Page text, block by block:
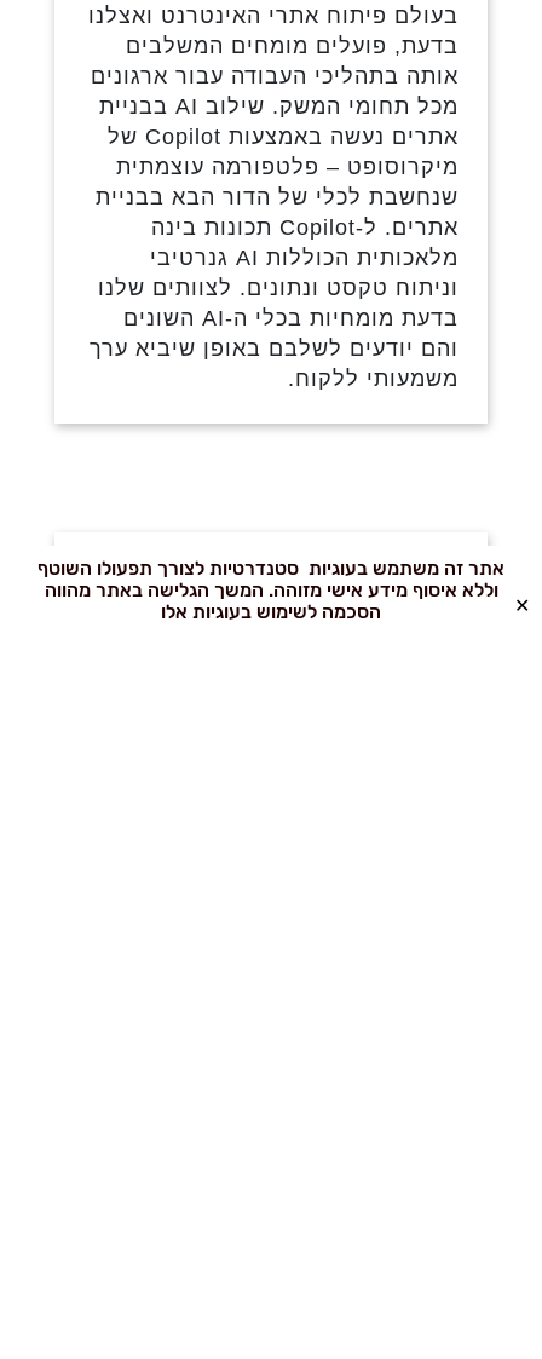
אתר זה משתמש בעוגיות סטנדרטיות לצורך תפעולו השוטף
וללא איסוף מידע אישי מזוהה. המשך הגלישה באתר מהווה
הסכמה לשימוש בעוגיות אלו
✕
בעולם פיתוח אתרי האינטרנט ואצלנו
בדעת, פועלים מומחים המשלבים
אותה בתהליכי העבודה עבור ארגונים
מכל תחומי המשק. שילוב AI בבניית
אתרים נעשה באמצעות Copilot של
מיקרוסופט – פלטפורמה עוצמתית
שנחשבת לכלי של הדור הבא בבניית
אתרים. ל-Copilot תכונות בינה
מלאכותית הכוללות AI גנרטיבי
וניתוח טקסט ונתונים. לצוותים שלנו
בדעת מומחיות בכלי ה-AI השונים
והם יודעים לשלבם באופן שיביא ערך
משמעותי ללקוח.
שילוב רכיבי נגישות
מבוססי AI